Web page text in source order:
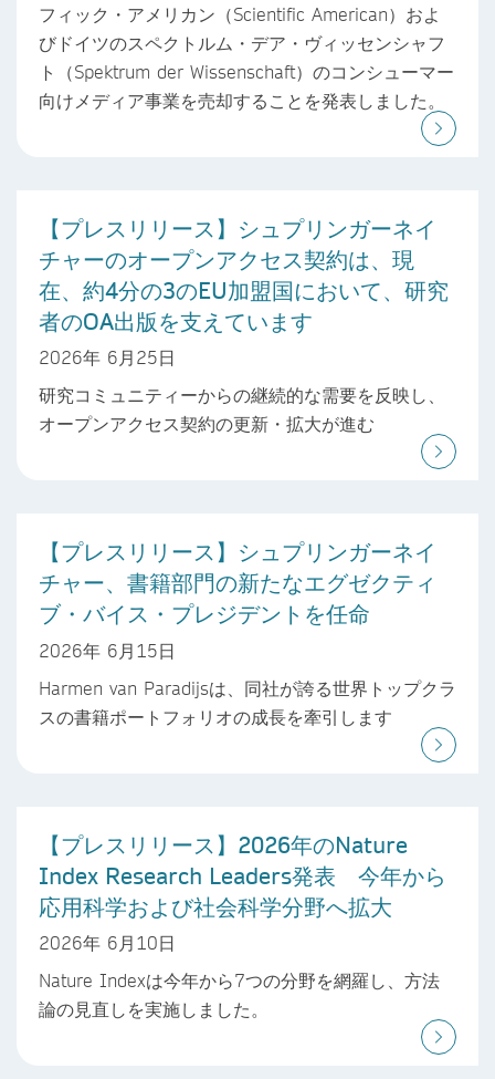
フィック・アメリカン（Scientific American）およ
びドイツのスペクトルム・デア・ヴィッセンシャフ
ト（Spektrum der Wissenschaft）のコンシューマー
向けメディア事業を売却することを発表しました。
【プレスリリース】シュプリンガーネイ
チャーのオープンアクセス契約は、現
在、約4分の3のEU加盟国において、研究
者のOA出版を支えています
2026年 6月25日
研究コミュニティーからの継続的な需要を反映し、
オープンアクセス契約の更新・拡大が進む
【プレスリリース】シュプリンガーネイ
チャー、書籍部門の新たなエグゼクティ
ブ・バイス・プレジデントを任命
2026年 6月15日
Harmen van Paradijsは、同社が誇る世界トップクラ
スの書籍ポートフォリオの成長を牽引します
【プレスリリース】2026年のNature
Index Research Leaders発表 今年から
応用科学および社会科学分野へ拡大
2026年 6月10日
Nature Indexは今年から7つの分野を網羅し、方法
論の見直しを実施しました。